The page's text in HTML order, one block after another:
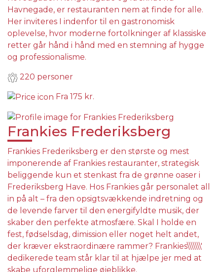
Havnegade, er restauranten nem at finde for alle.
Her inviteres I indenfor til en gastronomisk
oplevelse, hvor moderne fortolkninger af klassiske
retter går hånd i hånd med en stemning af hygge
og professionalisme.
220 personer
Fra 175 kr.
Frankies Frederiksberg
Frankies Frederiksberg er den største og mest
imponerende af Frankies restauranter, strategisk
beliggende kun et stenkast fra de grønne oaser i
Frederiksberg Have. Hos Frankies går personalet all
in på alt – fra den opsigtsvækkende indretning og
de levende farver til den energifyldte musik, der
skaber den perfekte atmosfære. Skal I holde en
fest, fødselsdag, dimission eller noget helt andet,
der kræver ekstraordinære rammer? Frankies\\\\\\\'
dedikerede team står klar til at hjælpe jer med at
skabe uforglemmelige øjeblikke.